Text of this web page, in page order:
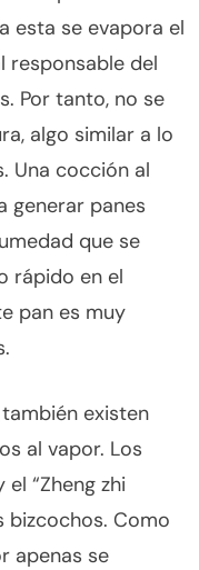
esta se evapora el
responsable del
Por tanto, no se
algo similar a lo
Una cocción al
generar panes
que se
rápido en el
pan es muy
existen
al vapor. Los
“Zheng zhi
bizcochos. Como
apenas se